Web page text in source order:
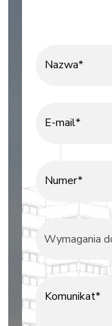
Nazwa*
E-mail*
Numer*
Komunikat*